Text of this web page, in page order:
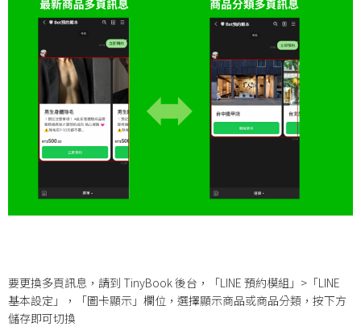
要更換多頁訊息，請到 TinyBook 後台，「LINE 預約模組」>「LINE
基本設定」，「圖卡顯示」欄位，選擇顯示商品或商品分類，按下方
儲存即可切換